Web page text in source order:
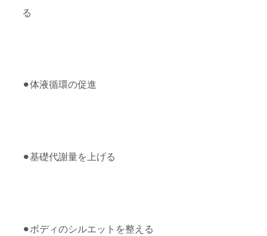
る
⚫︎体液循環の促進
⚫︎基礎代謝量を上げる
⚫︎ボディのシルエットを整える